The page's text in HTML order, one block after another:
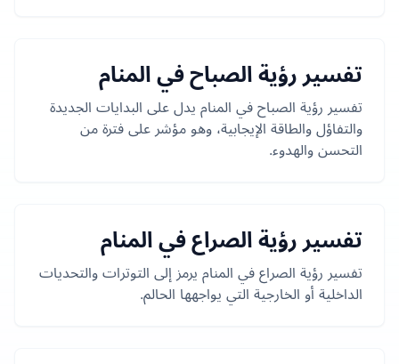
تفسير رؤية الصباح في المنام
تفسير رؤية الصباح في المنام يدل على البدايات الجديدة
والتفاؤل والطاقة الإيجابية، وهو مؤشر على فترة من
التحسن والهدوء.
تفسير رؤية الصراع في المنام
تفسير رؤية الصراع في المنام يرمز إلى التوترات والتحديات
الداخلية أو الخارجية التي يواجهها الحالم.